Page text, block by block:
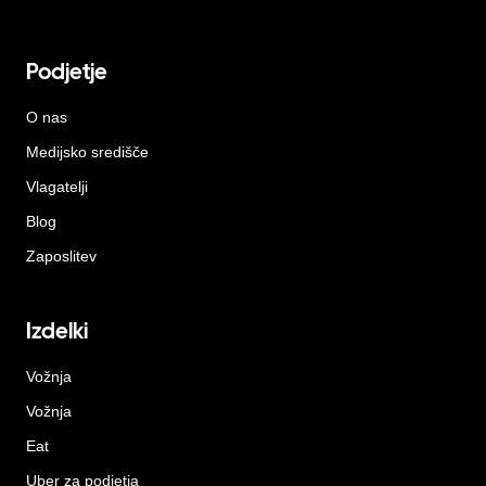
Podjetje
O nas
Medijsko središče
Vlagatelji
Blog
Zaposlitev
Izdelki
Vožnja
Vožnja
Eat
Uber za podjetja